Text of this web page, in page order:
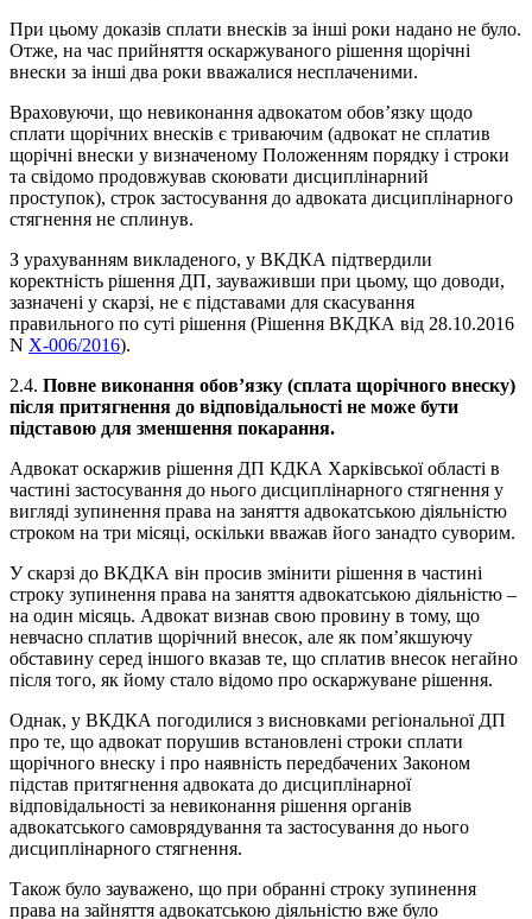
При цьому доказів сплати внесків за інші роки надано не було.
Отже, на час прийняття оскаржуваного рішення щорічні
внески за інші два роки вважалися несплаченими.
Враховуючи, що невиконання адвокатом обов’язку щодо
сплати щорічних внесків є триваючим (адвокат не сплатив
щорічні внески у визначеному Положенням порядку і строки
та свідомо продовжував скоювати дисциплінарний
проступок), строк застосування до адвоката дисциплінарного
стягнення не сплинув.
З урахуванням викладеного, у ВКДКА підтвердили
коректність рішення ДП, зауваживши при цьому, що доводи,
зазначені у скарзі, не є підставами для скасування
правильного по суті рішення (Рішення ВКДКА від 28.10.2016
N Х-006/2016).
2.4. Повне виконання обов’язку (сплата щорічного внеску)
після притягнення до відповідальності не може бути
підставою для зменшення покарання.
Адвокат оскаржив рішення ДП КДКА Харківської області в
частині застосування до нього дисциплінарного стягнення у
вигляді зупинення права на заняття адвокатською діяльністю
строком на три місяці, оскільки вважав його занадто суворим.
У скарзі до ВКДКА він просив змінити рішення в частині
строку зупинення права на заняття адвокатською діяльністю –
на один місяць. Адвокат визнав свою провину в тому, що
невчасно сплатив щорічний внесок, але як пом’якшуючу
обставину серед іншого вказав те, що сплатив внесок негайно
після того, як йому стало відомо про оскаржуване рішення.
Однак, у ВКДКА погодилися з висновками регіональної ДП
про те, що адвокат порушив встановлені строки сплати
щорічного внеску і про наявність передбачених Законом
підстав притягнення адвоката до дисциплінарної
відповідальності за невиконання рішення органів
адвокатського самоврядування та застосування до нього
дисциплінарного стягнення.
Також було зауважено, що при обранні строку зупинення
права на зайняття адвокатською діяльністю вже було